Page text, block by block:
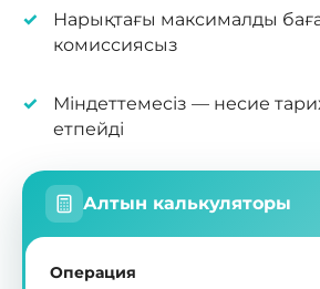
Нарықтағы максималды
комиссиясыз
Міндеттемесіз — несие
етпейді
Алтын калькуляторы
Операция